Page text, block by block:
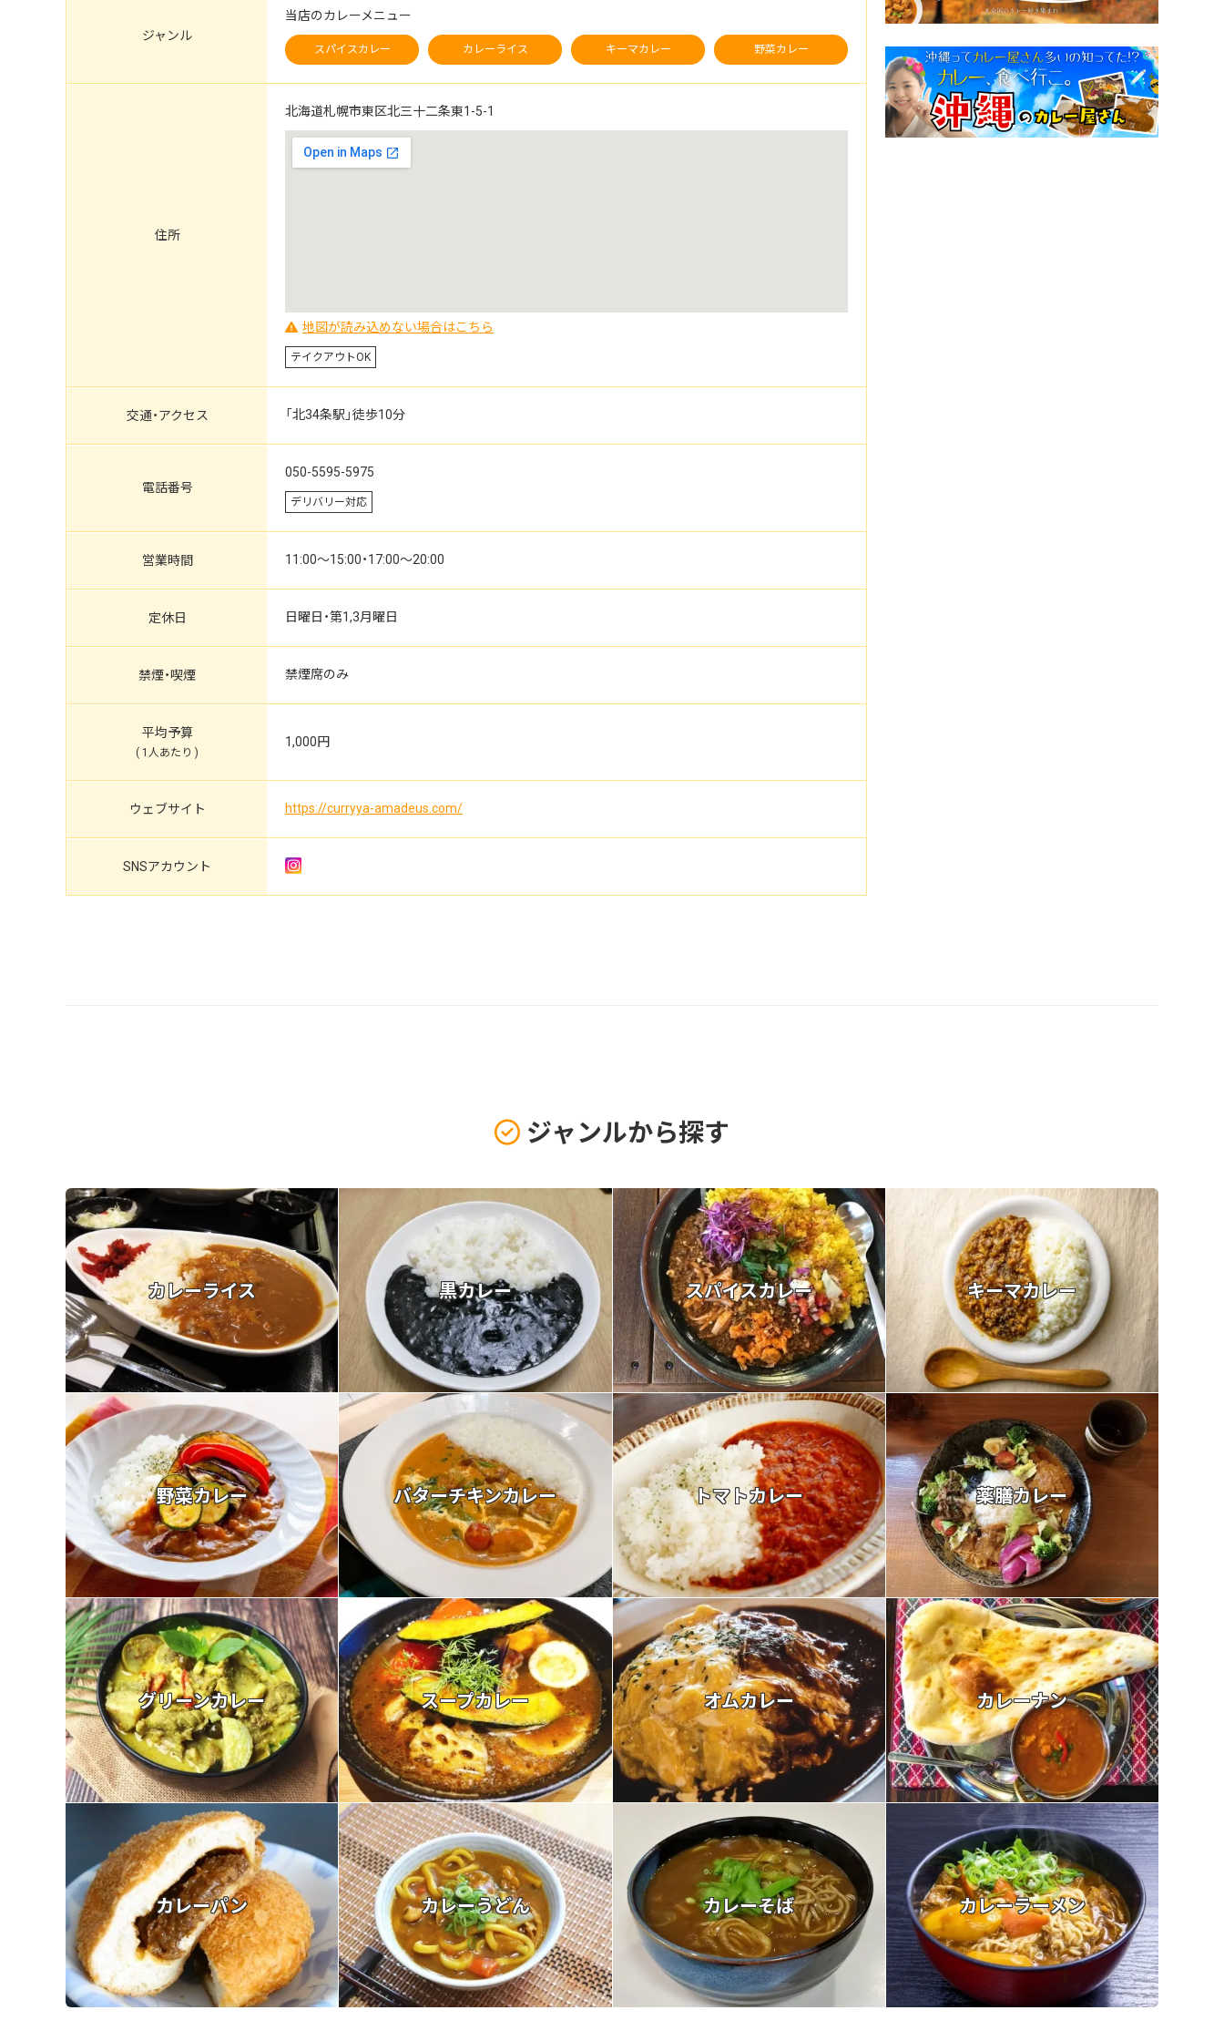
ジャンル
当店のカレーメニュー
スパイスカレー カレーライス キーマカレー 野菜カレー
住所
北海道札幌市東区北三十二条東1-5-1
地図が読み込めない場合はこちら
テイクアウトOK
交通・アクセス 「北34条駅」徒歩10分
電話番号
050-5595-5975
デリバリー対応
営業時間 11:00～15:00・17:00～20:00
定休日 日曜日・第1,3月曜日
禁煙・喫煙 禁煙席のみ
平均予算
( 1人あたり )
1,000円
ウェブサイト https://curryya-amadeus.com/
SNSアカウント
ジャンルから探す
カレーライス 黒カレー スパイスカレー キーマカレー
野菜カレー バターチキンカレー トマトカレー 薬膳カレー
グリーンカレー スープカレー オムカレー カレーナン
カレーパン カレーうどん カレーそば カレーラーメン